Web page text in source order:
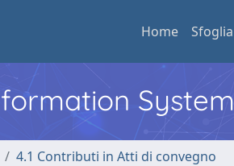
Home Sfoglia
System
4.1 Contributi in Atti di convegno